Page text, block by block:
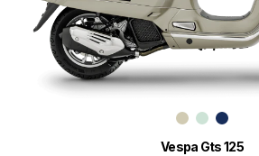
Vespa Gts 125